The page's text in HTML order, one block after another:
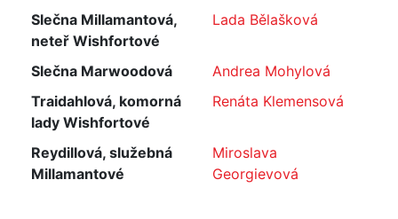
Slečna Millamantová,
neteř Wishfortové
Lada Bělašková
Slečna Marwoodová
Andrea Mohylová
Traidahlová, komorná
lady Wishfortové
Renáta Klemensová
Reydillová, služebná
Millamantové
Miroslava
Georgievová